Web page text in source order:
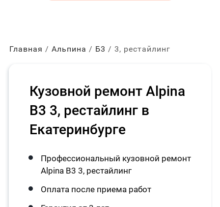
Главная Альпина Б3 3, рестайлинг
Кузовной ремонт Alpina
B3 3, рестайлинг в
Екатеринбурге
Профессиональный кузовной ремонт
Alpina B3 3, рестайлинг
Оплата после приема работ